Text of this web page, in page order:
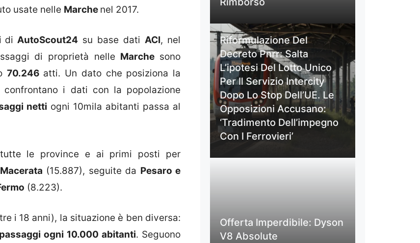
usate nelle Marche nel 2017.
diAutoScout24 su base datiACI, nel
di proprietà nelle Marche sono
70.246 atti. Un dato che posiziona la
i dati con la popolazione
netti ogni 10mila abitanti passa al
le province e ai primi posti per
Macerata (15.887), seguite da Pesaro e
(8.223).
i 18 anni), la situazione è ben diversa:
ogni 10.000 abitanti. Seguono
Riformulazione Del
Decreto Pnrr: Salta
L’ipotesi Del Lotto Unico
Per Il Servizio Intercity
Dopo Lo Stop Dell’UE. Le
Opposizioni Accusano:
‘Tradimento Dell’impegno
Con I Ferrovieri’
Offerta Imperdibile: Dyson
V8 Absolute